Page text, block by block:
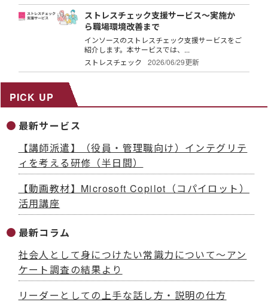
ストレスチェック支援サービス～実施か
ら職場環境改善まで
インソースのストレスチェック支援サービスをご
紹介します。本サービスでは、...
ストレスチェック
2026/06/29更新
PICK UP
最新サービス
【講師派遣】（役員・管理職向け）インテグリテ
ィを考える研修（半日間）
【動画教材】Microsoft Copilot（コパイロット）
活用講座
最新コラム
社会人として身につけたい常識力について～アン
ケート調査の結果より
リーダーとしての上手な話し方・説明の仕方